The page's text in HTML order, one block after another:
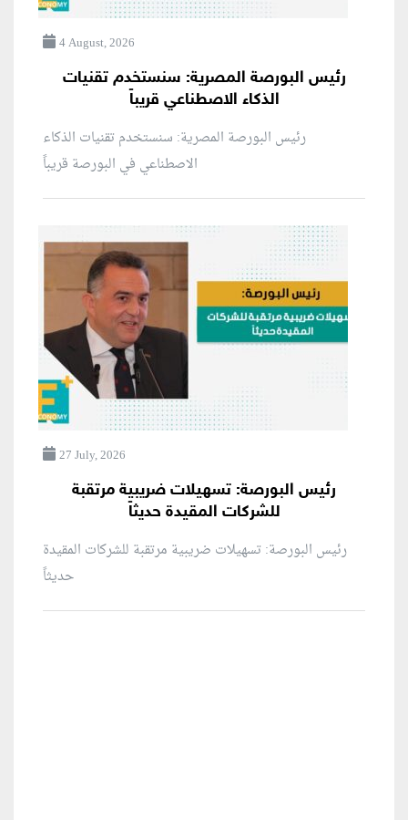
4 August, 2026
رئيس البورصة المصرية: سنستخدم تقنيات
الذكاء الاصطناعي قريباً
رئيس البورصة المصرية: سنستخدم تقنيات الذكاء
الاصطناعي في البورصة قريباً
27 July, 2026
رئيس البورصة: تسهيلات ضريبية مرتقبة
للشركات المقيدة حديثاً
رئيس البورصة: تسهيلات ضريبية مرتقبة للشركات المقيدة